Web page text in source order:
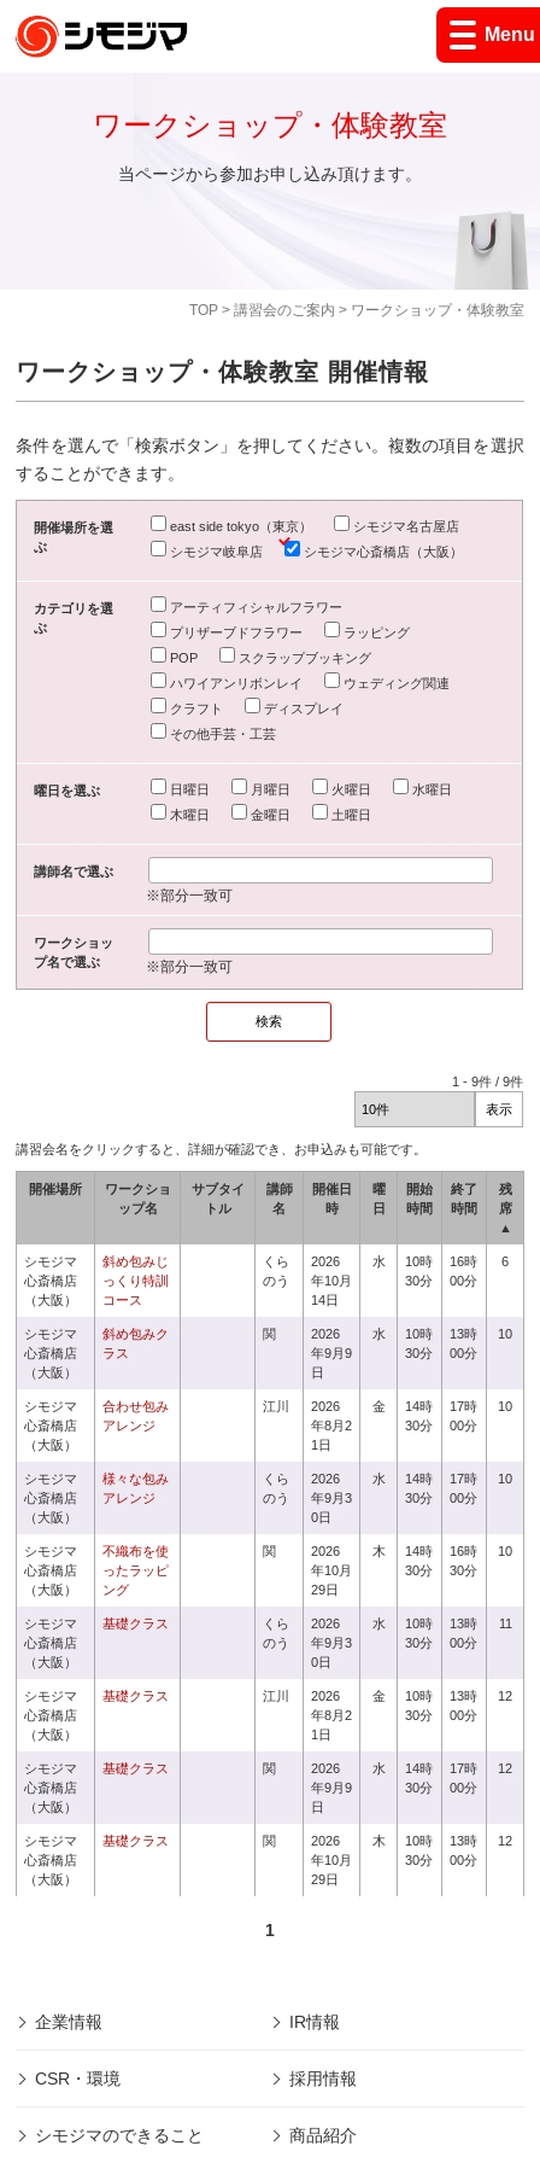
Menu
TOP> 講習会のご案内 > ワークショップ・体験教室
ワークショップ・体験教室
当ページから参加お申し込み頂けます。
ワークショップ・体験教室 開催情報
条件を選んで「検索ボタン」を押してください。複数の項目を選択
することができます。
開催場所を選
ぶ
east side tokyo（東京）
シモジマ名古屋店
シモジマ岐阜店
シモジマ心斎橋店（大阪）
カテゴリを選
ぶ
アーティフィシャルフラワー
プリザーブドフラワー
ラッピング
POP
スクラップブッキング
ハワイアンリボンレイ
ウェディング関連
クラフト
ディスプレイ
その他手芸・工芸
曜日を選ぶ 日曜日 月曜日 火曜日
水曜日
木曜日
金曜日 土曜日
講師名で選ぶ
※部分一致可
ワークショッ
プ名で選ぶ
※部分一致可
1 -9件 /9件
講習会名をクリックすると、詳細が確認でき、お申込みも可能です。
開催場所
ワークショ
ップ名
サブタイ
トル
講師
名
開催日
時
曜
日
開始
時間
終了
時間
残
席
▲
シモジマ
心斎橋店
（大阪）
斜め包みじ
っくり特訓
コース
くら
のう
2026
年10月
14日
水
10時
30分
16時
00分
6
シモジマ
心斎橋店
（大阪）
斜め包みク
ラス
関
2026
年9月9
日
水
10時
30分
13時
00分
10
シモジマ
心斎橋店
（大阪）
合わせ包み
アレンジ
江川
2026
年8月2
1日
金
14時
30分
17時
00分
10
シモジマ
心斎橋店
（大阪）
様々な包み
アレンジ
くら
のう
2026
年9月3
0日
水
14時
30分
17時
00分
10
シモジマ
心斎橋店
（大阪）
不織布を使
ったラッピ
ング
関
2026
年10月
29日
木
14時
30分
16時
30分
10
シモジマ
心斎橋店
（大阪）
基礎クラス
くら
のう
2026
年9月3
0日
水
10時
30分
13時
00分
11
シモジマ
心斎橋店
（大阪）
基礎クラス 江川
2026
年8月2
1日
金
10時
30分
13時
00分
12
シモジマ
心斎橋店
（大阪）
基礎クラス 関
2026
年9月9
日
水
14時
30分
17時
00分
12
シモジマ
心斎橋店
（大阪）
基礎クラス 関
2026
年10月
29日
木
10時
30分
13時
00分
12
1
企業情報 IR情報
CSR・環境 採用情報
シモジマのできること 商品紹介